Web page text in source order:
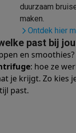
duurzaam
maken.
Ontdek hier
past bij
en
: hoe ze
je krijgt. Zo kies
past.